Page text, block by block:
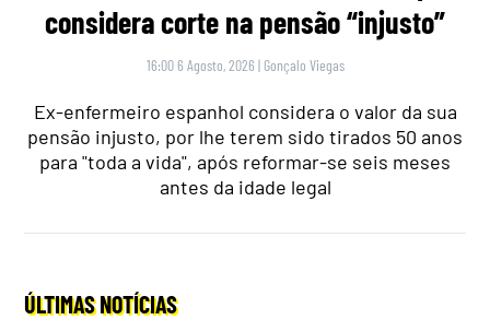
considera corte na pensão “injusto”
16:00 6 Agosto, 2026 | Gonçalo Viegas
Ex-enfermeiro espanhol considera o valor da sua
pensão injusto, por lhe terem sido tirados 50 anos
para "toda a vida", após reformar-se seis meses
antes da idade legal
ÚLTIMAS NOTÍCIAS